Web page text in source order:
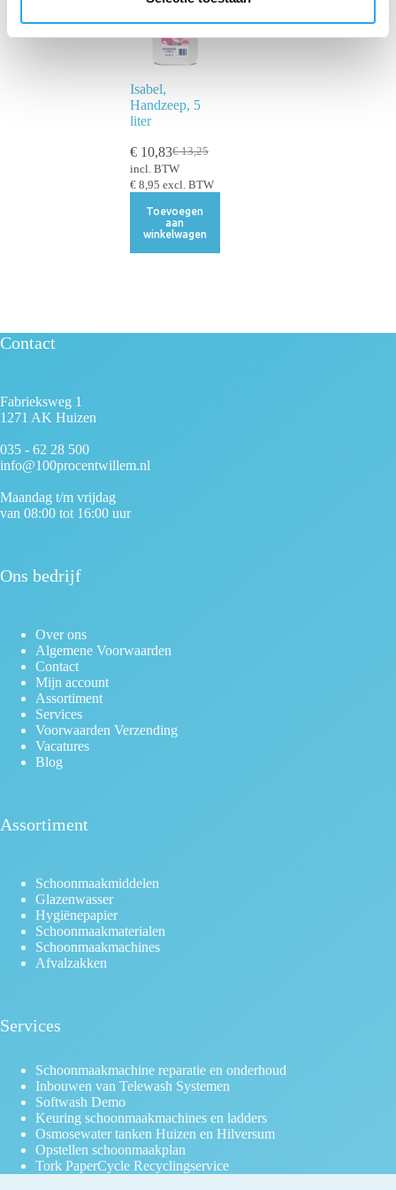
t
Isabel,
Handzeep, 5
liter
€13,25
€10,83
incl. BTW
€8,95 excl. BTW
Toevoegen
aan
winkelwagen
Contact
Fabrieksweg 1
1271 AK Huizen
035 - 62 28 500
info@100procentwillem.nl
Maandag t/m vrijdag
van 08:00 tot 16:00 uur
Ons bedrijf
Over ons
Algemene Voorwaarden
Contact
Mijn account
Assortiment
Services
Voorwaarden Verzending
Vacatures
Blog
Assortiment
Schoonmaakmiddelen
Glazenwasser
Hygiënepapier
Schoonmaakmaterialen
Schoonmaakmachines
Afvalzakken
Services
Schoonmaakmachine reparatie en onderhoud
Inbouwen van Telewash Systemen
Softwash Demo
Keuring schoonmaakmachines en ladders
Osmosewater tanken Huizen en Hilversum
Opstellen schoonmaakplan
Tork PaperCycle Recyclingservice